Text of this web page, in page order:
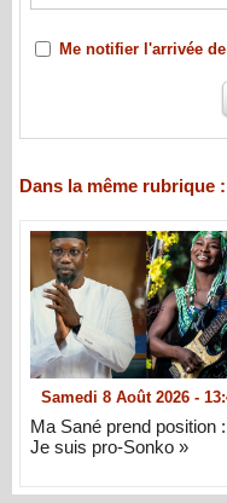
Me notifier l'arrivée
Dans la même rubrique :
Samedi 8 Août 2026 -
Ma Sané prend position
Je suis pro-Sonko »